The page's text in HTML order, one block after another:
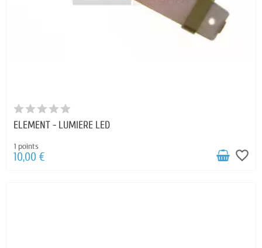
ELEMENT - LUMIERE LED
1 points
10,00 € favorite_border